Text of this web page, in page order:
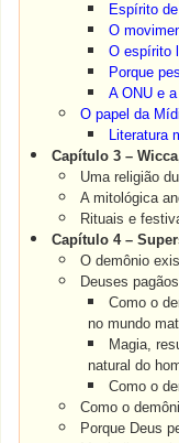
Espírito
O
O espírito
Porque
A ONU e
O papel da
Literatura
Capítulo 3 –
Uma religião
A mitológica
Rituais e
Capítulo 4 –
O demônio
Deuses
Como o
no mundo
Magia,
natural do
Como o
Como o
Porque Deus